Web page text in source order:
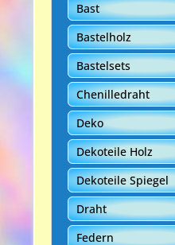
Bast
Bastelholz
Bastelsets
Chenilledraht
Deko
Dekoteile Holz
Dekoteile Spiegel
Draht
Federn